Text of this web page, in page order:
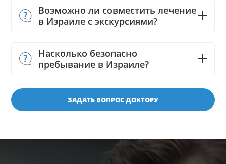
Возможно ли совместить лечение
в Израиле с экскурсиями?
Насколько безопасно
пребывание в Израиле?
ЗАДАТЬ ВОПРОС ДОКТОРУ